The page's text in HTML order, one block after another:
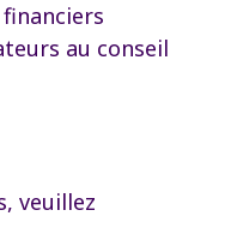
au conseil
veuillez